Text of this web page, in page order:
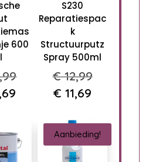
600
Oorspronkelijke
€ 12,99.
Huidige
€ 11,69.
S230
Reparatiespac
k
Structuurputz
Spray 500ml
€12,99
€ 12,99.
€ 11,69
is:
€ 11,69.
Aanbieding!